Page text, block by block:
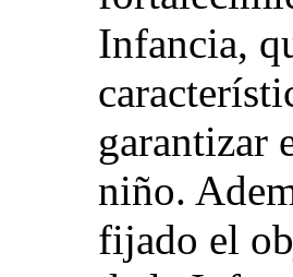
Infancia,
garantizar
niño.
fijado el